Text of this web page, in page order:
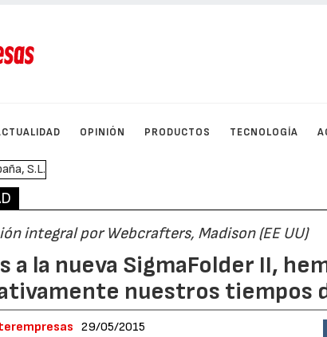
OPINIÓN PRODUCTOS TECNOLOGÍA
integral por Webcrafters, Madison (EE UU)
a la nueva SigmaFolder II,
nuestros tiempos
29/05/2015